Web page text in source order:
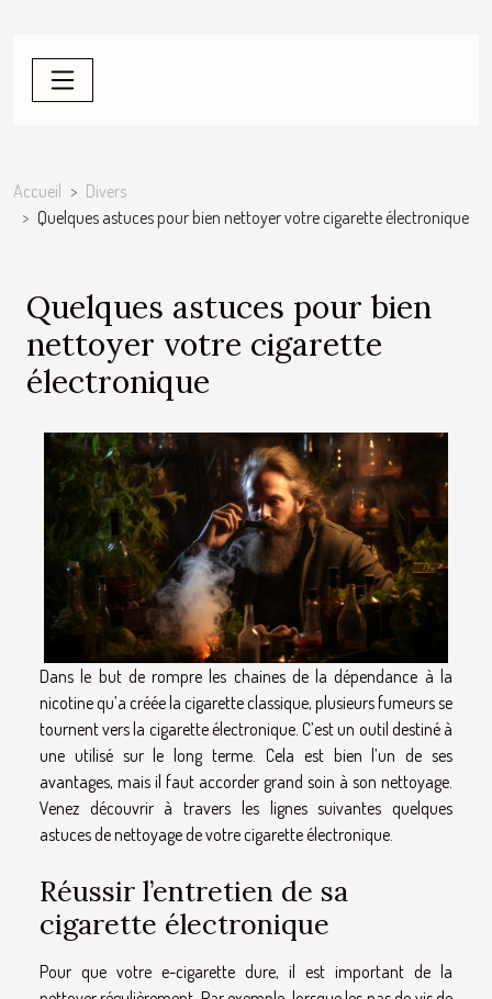
Accueil
Divers
Quelques astuces pour bien nettoyer votre cigarette électronique
Quelques astuces pour bien
nettoyer votre cigarette
électronique
Dans le but de rompre les chaines de la dépendance à la
nicotine qu’a créée la cigarette classique, plusieurs fumeurs se
tournent vers la cigarette électronique. C’est un outil destiné à
une utilisé sur le long terme. Cela est bien l’un de ses
avantages, mais il faut accorder grand soin à son nettoyage.
Venez découvrir à travers les lignes suivantes quelques
astuces de nettoyage de votre cigarette électronique.
Réussir l’entretien de sa
cigarette électronique
Pour que votre e-cigarette dure, il est important de la